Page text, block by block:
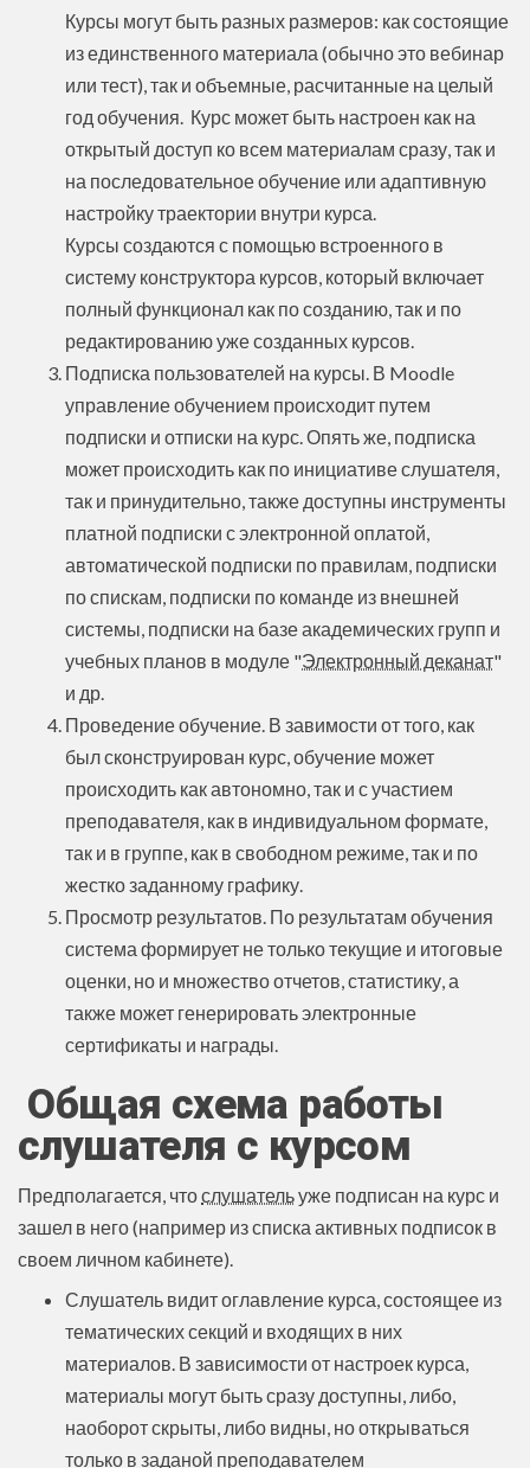
Курсы могут быть разных размеров: как состоящие
из единственного материала (обычно это вебинар
или тест), так и объемные, расчитанные на целый
год обучения. Курс может быть настроен как на
открытый доступ ко всем материалам сразу, так и
на последовательное обучение или адаптивную
настройку траектории внутри курса.
Курсы создаются с помощью встроенного в
систему конструктора курсов, который включает
полный функционал как по созданию, так и по
редактированию уже созданных курсов.
Подписка пользователей на курсы. В Moodle
управление обучением происходит путем
подписки и отписки на курс. Опять же, подписка
может происходить как по инициативе слушателя,
так и принудительно, также доступны инструменты
платной подписки с электронной оплатой,
автоматической подписки по правилам, подписки
по спискам, подписки по команде из внешней
системы, подписки на базе академических групп и
учебных планов в модуле "Электронный деканат"
и др.
Проведение обучение. В завимости от того, как
был сконструирован курс, обучение может
происходить как автономно, так и с участием
преподавателя, как в индивидуальном формате,
так и в группе, как в свободном режиме, так и по
жестко заданному графику.
Просмотр результатов. По результатам обучения
система формирует не только текущие и итоговые
оценки, но и множество отчетов, статистику, а
также может генерировать электронные
сертификаты и награды.
Общая схема работы
слушателя с курсом
Предполагается, чтослушательуже подписан на курс и
зашел в него (например из списка активных подписок в
своем личном кабинете).
Слушатель видит оглавление курса, состоящее из
тематических секций и входящих в них
материалов. В зависимости от настроек курса,
материалы могут быть сразу доступны, либо,
наоборот скрыты, либо видны, но открываться
только в заданой преподавателем